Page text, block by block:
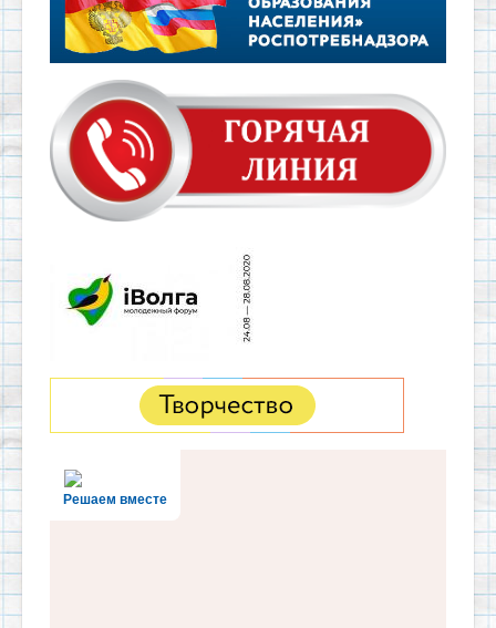
Решаем вместе